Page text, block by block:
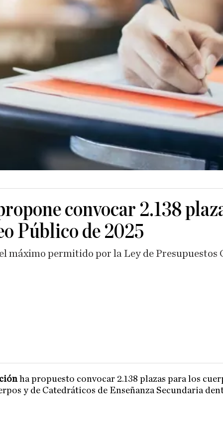
convocar 2.138
Público de 2025
máximo permitido por la Ley de Presupuestos
ha propuesto convocar 2.138 plazas para los
y de Catedráticos de Enseñanza Secundaria